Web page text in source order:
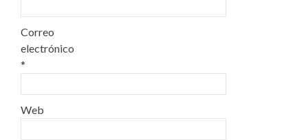
Correo
electrónico
*
Web